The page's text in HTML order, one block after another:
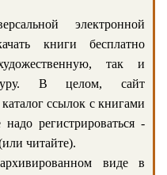
электронной
книги бесплатно
так и
В целом, сайт
ссылок с книгами
регистрироваться -
читайте).
виде в